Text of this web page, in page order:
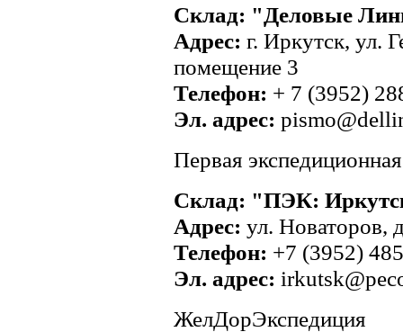
Склад: "Деловые
Адрес: г. Иркутск, ул.
помещение 3
Телефон: + 7 (3952)
Эл. адрес:
Первая
Склад: "ПЭК:
Адрес: ул. Новаторов,
Телефон: +7 (3952)
Эл. адрес:
ЖелДорЭкспедиция